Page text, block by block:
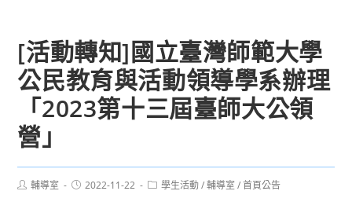
[活動轉知]國立臺灣師範大學
公民教育與活動領導學系辦理
「2023第十三屆臺師大公領
營」
Post輔導室
Post2022-11-22
Post學生活動 / 輔導室 / 首頁公告